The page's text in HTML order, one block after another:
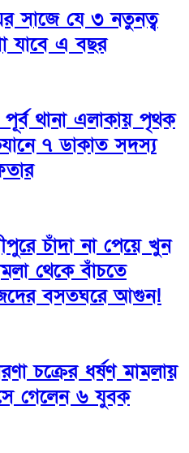
সাজে যে ৩ নতুনত্ব
যাবে এ বছর
পূর্ব থানা এলাকায় পৃথক
৭ ডাকাত সদস্য
চাঁদা না পেয়ে খুন
থেকে বাঁচতে
বসতঘরে আগুন!
চক্রের ধর্ষণ মামলায়
গেলেন ৬ যুবক